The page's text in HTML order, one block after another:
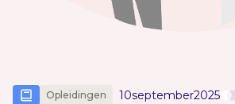
Opleidingen 10september2025